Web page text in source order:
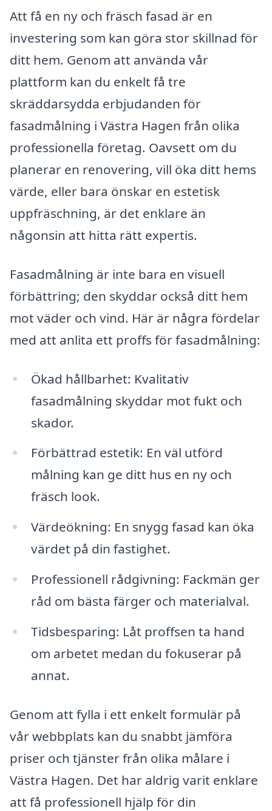
Att få en ny och fräsch fasad är en
investering som kan göra stor skillnad för
ditt hem. Genom att använda vår
plattform kan du enkelt få tre
skräddarsydda erbjudanden för
fasadmålning i Västra Hagen från olika
professionella företag. Oavsett om du
planerar en renovering, vill öka ditt hems
värde, eller bara önskar en estetisk
uppfräschning, är det enklare än
någonsin att hitta rätt expertis.
Fasadmålning är inte bara en visuell
förbättring; den skyddar också ditt hem
mot väder och vind. Här är några fördelar
med att anlita ett proffs för fasadmålning:
Ökad hållbarhet: Kvalitativ
fasadmålning skyddar mot fukt och
skador.
Förbättrad estetik: En väl utförd
målning kan ge ditt hus en ny och
fräsch look.
Värdeökning: En snygg fasad kan öka
värdet på din fastighet.
Professionell rådgivning: Fackmän ger
råd om bästa färger och materialval.
Tidsbesparing: Låt proffsen ta hand
om arbetet medan du fokuserar på
annat.
Genom att fylla i ett enkelt formulär på
vår webbplats kan du snabbt jämföra
priser och tjänster från olika målare i
Västra Hagen. Det har aldrig varit enklare
att få professionell hjälp för din